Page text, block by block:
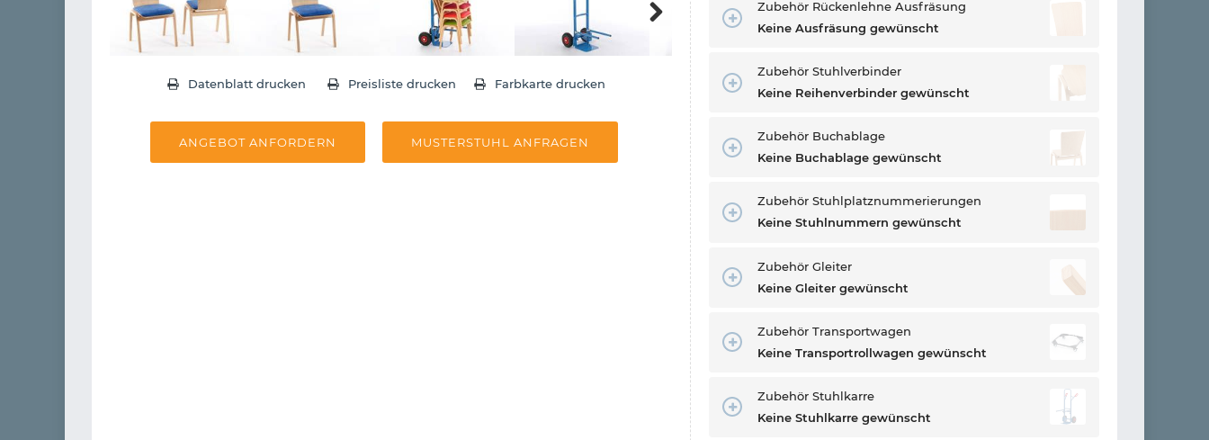
Datenblatt drucken Preisliste drucken Farbkarte drucken
ANGEBOT ANFORDERN MUSTERSTUHL ANFRAGEN
Zubehör Rückenlehne Ausfräsung
Keine Ausfräsung gewünscht
Zubehör Stuhlverbinder
Keine Reihenverbinder gewünscht
Zubehör Buchablage
Keine Buchablage gewünscht
Zubehör Stuhlplatznummerierungen
Keine Stuhlnummern gewünscht
Zubehör Gleiter
Keine Gleiter gewünscht
Zubehör Transportwagen
Keine Transportrollwagen gewünscht
Zubehör Stuhlkarre
Keine Stuhlkarre gewünscht